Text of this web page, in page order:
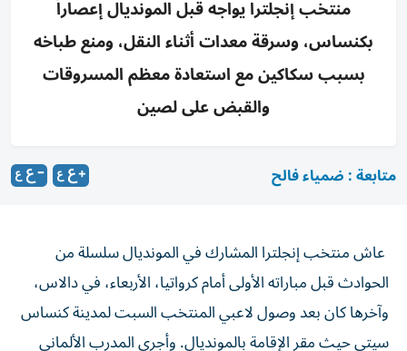
منتخب إنجلترا يواجه قبل المونديال إعصاراً
بكنساس، وسرقة معدات أثناء النقل، ومنع طباخه
بسبب سكاكين مع استعادة معظم المسروقات
والقبض على لصين
متابعة : ضمياء فالح
عاش منتخب إنجلترا المشارك في المونديال سلسلة من
الحوادث قبل مباراته الأولى أمام كرواتيا، الأربعاء، في دالاس،
وآخرها كان بعد وصول لاعبي المنتخب السبت لمدينة كنساس
سيتي حيث مقر الإقامة بالمونديال. وأجرى المدرب الألماني